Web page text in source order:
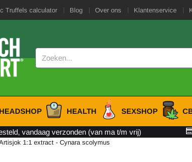
Truffels calculator Blog Over ons Klantenservice
Zoeken
HEADSHOP HEALTH SEXSHOP
vandaag verzonden (van ma t/m vrij)
1:1 extract - Cynara scolymus